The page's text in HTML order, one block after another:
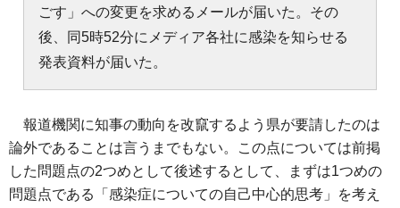
ごす」への変更を求めるメールが届いた。その
後、同5時52分にメディア各社に感染を知らせる
発表資料が届いた。
報道機関に知事の動向を改竄するよう県が要請したのは
論外であることは言うまでもない。この点については前掲
した問題点の2つめとして後述するとして、まずは1つめの
問題点である「感染症についての自己中心的思考」を考え